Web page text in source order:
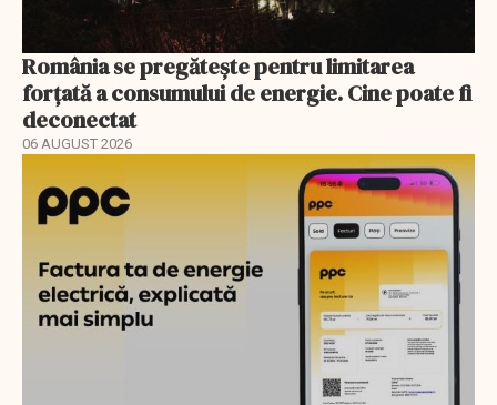
România se pregătește pentru limitarea
forțată a consumului de energie. Cine poate fi
deconectat
06 AUGUST 2026